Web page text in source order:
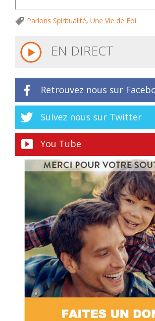
Parlons Spiritualité, Une Vie de Foi
EN DIRECT
Retrouvez nous sur
Suivez nous sur Twitter
You Tube